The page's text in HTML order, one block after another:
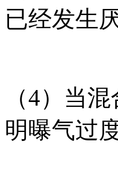
已经发生
（4）当
明曝气过